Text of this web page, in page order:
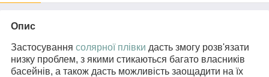
Опис
Застосування солярної плівки дасть змогу розв'язати
низку проблем, з якими стикаються багато власників
басейнів, а також дасть можливість заощадити на їх